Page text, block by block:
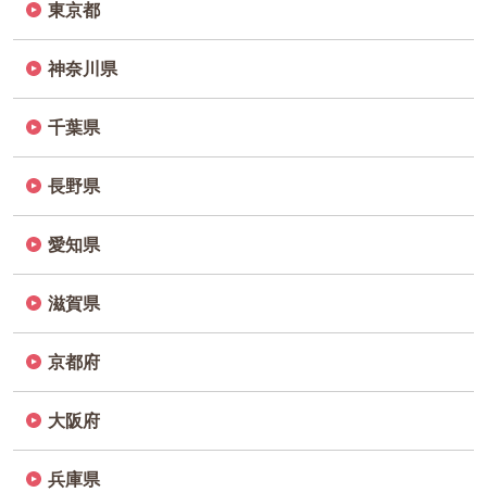
東京都
神奈川県
千葉県
長野県
愛知県
滋賀県
京都府
大阪府
兵庫県